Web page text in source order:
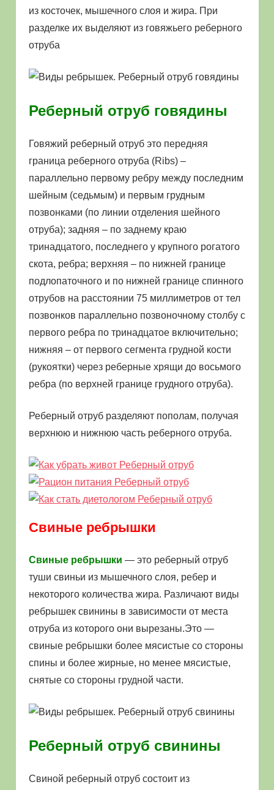
из косточек, мышечного слоя и жира. При
разделке их выделяют из говяжьего реберного
отруба
Реберный отруб говядины
Говяжий реберный отруб это передняя
граница реберного отруба (Ribs) –
параллельно первому ребру между последним
шейным (седьмым) и первым грудным
позвонками (по линии отделения шейного
отруба); задняя – по заднему краю
тринадцатого, последнего у крупного рогатого
скота, ребра; верхняя – по нижней границе
подлопаточного и по нижней границе спинного
отрубов на расстоянии 75 миллиметров от тел
позвонков параллельно позвоночному столбу с
первого ребра по тринадцатое включительно;
нижняя – от первого сегмента грудной кости
(рукоятки) через реберные хрящи до восьмого
ребра (по верхней границе грудного отруба).
Реберный отруб разделяют пополам, получая
верхнюю и нижнюю часть реберного отруба.
Свиные ребрышки
Свиные ребрышки — это реберный отруб
туши свиньи из мышечного слоя, ребер и
некоторого количества жира. Различают виды
ребрышек свинины в зависимости от места
отруба из которого они вырезаны.Это —
свиные ребрышки более мясистые со стороны
спины и более жирные, но менее мясистые,
снятые со стороны грудной части.
Реберный отруб свинины
Свиной реберный отруб состоит из